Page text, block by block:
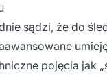
sądzi, że do
pojęcia jak